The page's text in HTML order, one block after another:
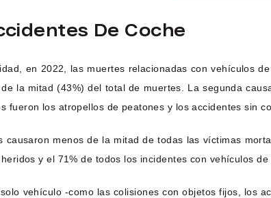
De Coche
en 2022, las muertes relacionadas con vehículos
la mitad (43%) del total de muertes. La segunda
fueron los atropellos de peatones y los accidentes sin
causaron menos de la mitad de todas las víctimas
y el 71% de todos los incidentes con vehículos de
vehículo -como las colisiones con objetos fijos, los